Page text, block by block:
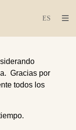
Gracias por
todos los